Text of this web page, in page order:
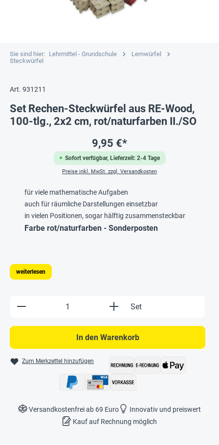
Sie sind hier: Lehrmittel - Grundschule
Lernwürfel
Steckwürfel
Art. 931211
Set Rechen-Steckwürfel aus RE-Wood,
100-tlg., 2x2 cm, rot/naturfarben II./SO
Sofort verfügbar, Lieferzeit: 2-4 Tage
9,95 €*
Preise inkl. MwSt. zzgl. Versandkosten
für viele mathematische Aufgaben
auch für räumliche Darstellungen einsetzbar
in vielen Positionen, sogar hälftig zusammensteckbar
Farbe rot/naturfarben - Sonderposten
weiterlesen
Produkt Anzahl: Gib den gewünschten
Set
In den Warenkorb
Zum Merkzettel hinzufügen
Versandkostenfrei ab 69 Euro
Innovativ und preiswert
Kauf auf Rechnung möglich